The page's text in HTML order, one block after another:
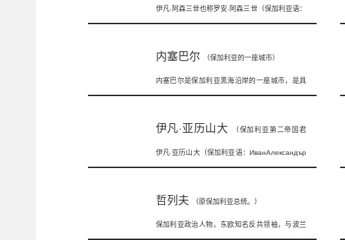
主玛丽亚的儿子）
伊凡·阿森三世也称罗安·阿森三世（保加利亚语：
内塞巴尔 （保加利亚的一座城市）
内塞巴尔是保加利亚黑海沿岸的一座城市，是具
伊凡·亚历山大 （保加利亚第二帝国君
主）
伊凡·亚历山大（保加利亚语：ИванАлександър
哲列夫 （原保加利亚总统。）
保加利亚政治人物。东欧知名反共领袖，与波兰